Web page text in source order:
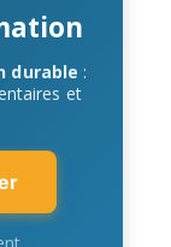
durable :
et